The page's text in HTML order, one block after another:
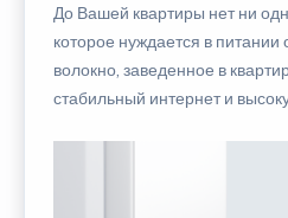
До Вашей квартиры нет ни
которое нуждается в питании
волокно, заведенное в
стабильный интернет и